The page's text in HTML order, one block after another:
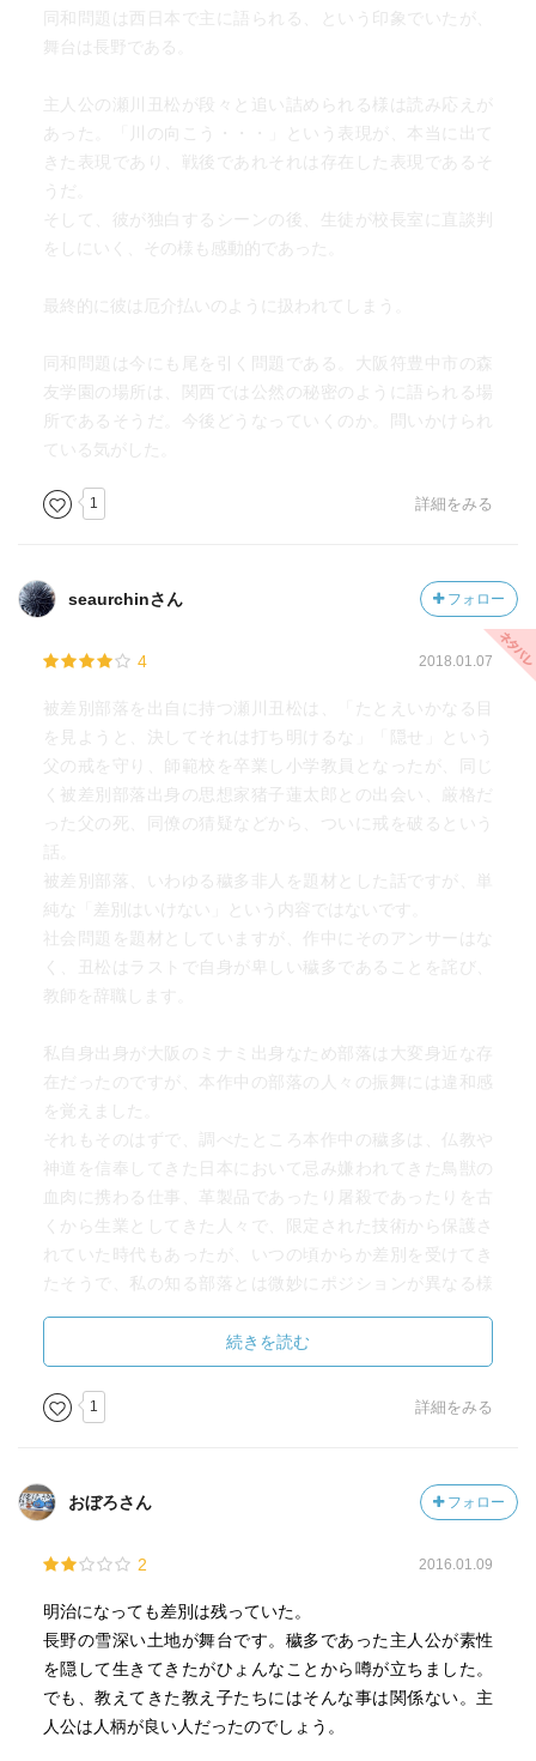
同和問題は西日本で主に語られる、という印象でいたが、
舞台は長野である。
主人公の瀬川丑松が段々と追い詰められる様は読み応えが
あった。「川の向こう・・・」という表現が、本当に出て
きた表現であり、戦後であれそれは存在した表現であるそ
うだ。
そして、彼が独白するシーンの後、生徒が校長室に直談判
をしにいく、その様も感動的であった。
最終的に彼は厄介払いのように扱われてしまう。
同和問題は今にも尾を引く問題である。大阪符豊中市の森
友学園の場所は、関西では公然の秘密のように語られる場
所であるそうだ。今後どうなっていくのか。問いかけられ
ている気がした。
1 詳細をみる
seaurchinさん フォロー
4 2018.01.07
被差別部落を出自に持つ瀬川丑松は、「たとえいかなる目
を見ようと、決してそれは打ち明けるな」「隠せ」という
父の戒を守り、師範校を卒業し小学教員となったが、同じ
く被差別部落出身の思想家猪子蓮太郎との出会い、厳格だ
った父の死、同僚の猜疑などから、ついに戒を破るという
話。
被差別部落、いわゆる穢多非人を題材とした話ですが、単
純な「差別はいけない」という内容ではないです。
社会問題を題材としていますが、作中にそのアンサーはな
く、丑松はラストで自身が卑しい穢多であることを詫び、
教師を辞職します。
私自身出身が大阪のミナミ出身なため部落は大変身近な存
在だったのですが、本作中の部落の人々の振舞には違和感
を覚えました。
それもそのはずで、調べたところ本作中の穢多は、仏教や
神道を信奉してきた日本において忌み嫌われてきた鳥獣の
血肉に携わる仕事、革製品であったり屠殺であったりを古
くから生業としてきた人々で、限定された技術から保護さ
れていた時代もあったが、いつの頃からか差別を受けてき
たそうで、私の知る部落とは微妙にポジションが異なる様
もっとアウトローな話かと思ったのですが、そういうわけ
ではなく、出自による謂れのない差別を受けている部落民
の話でした。
ただ、主人公は被差別部落の出身ですが、学問を立て、身
いる身のため、作中に差別を受けながら生きる姿は無く、
ただ戒を守りひた隠しに隠す話となっています。
本作は日本の自然主義文学の走りというべき作品です。
ある状況下に主人公を行動させてみてそれを写実する。自
然科学的な考えから人間の思想が普遍的であるという証明
を本作によって成そうとしたのですが、本作においては実
はそれは失敗だったというのが、巻末解説の野間宏の言
葉。
続きを読む
1 詳細をみる
おぼろさん フォロー
2 2016.01.09
明治になっても差別は残っていた。
長野の雪深い土地が舞台です。穢多であった主人公が素性
を隠して生きてきたがひょんなことから噂が立ちました。
でも、教えてきた教え子たちにはそんな事は関係ない。主
人公は人柄が良い人だったのでしょう。